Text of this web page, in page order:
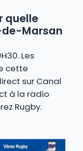
quelle
Marsan
Les
cette
sur Canal
à la radio
Rugby.